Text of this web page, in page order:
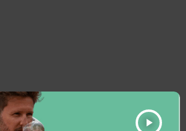
play_arrow